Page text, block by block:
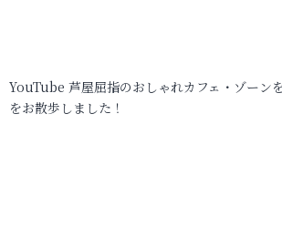
YouTube 芦屋屈指のおしゃれカフェ・ゾーン
をお散歩しました！